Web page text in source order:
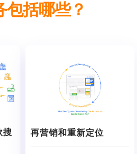
包括哪些？
搜
再营销和重新定位